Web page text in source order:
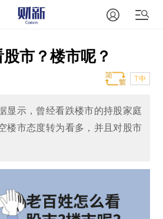
市？楼市呢？
T中
显示，曾经看跌楼市的持股家庭
楼市态度转为看多，并且对股市